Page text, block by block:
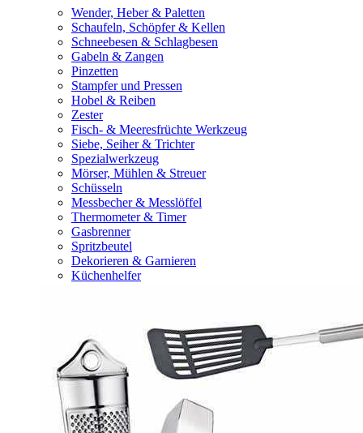
Wender, Heber & Paletten
Schaufeln, Schöpfer & Kellen
Schneebesen & Schlagbesen
Gabeln & Zangen
Pinzetten
Stampfer und Pressen
Hobel & Reiben
Zester
Fisch- & Meeresfrüchte Werkzeug
Siebe, Seiher & Trichter
Spezialwerkzeug
Mörser, Mühlen & Streuer
Schüsseln
Messbecher & Messlöffel
Thermometer & Timer
Gasbrenner
Spritzbeutel
Dekorieren & Garnieren
Küchenhelfer